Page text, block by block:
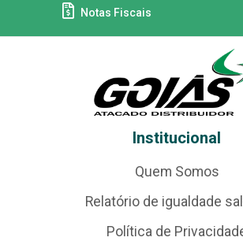
Notas Fiscais
Institucional
Quem Somos
Relatório de igualdade
Política de